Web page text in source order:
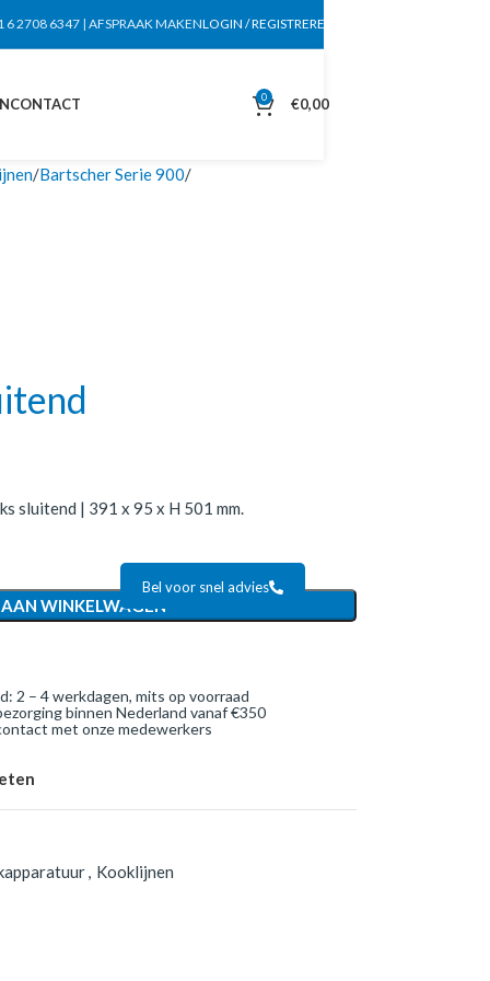
6 2708 6347 | AFSPRAAK MAKENLOGIN / REGISTREREN
CONTACT 0 €0,00
Bartscher Serie 900
sluitend | 391 x 95 x H 501 mm.
WINKELWAGEN
Bel voor snel advies
2 – 4 werkdagen, mits op voorraad
binnen Nederland vanaf €350
met onze medewerkers
, Kooklijnen